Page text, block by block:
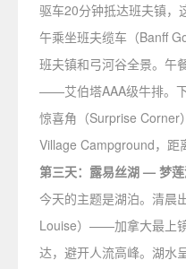
驱车20分钟抵达班夫镇，
午乘坐班夫缆车（Banff
班夫镇和弓河谷全景。午
——艾伯塔AAA级牛排。
惊喜角（Surprise Corner
Village Campground，距
第三天：露易丝湖 — 梦
今天的主题是湖泊。清晨
Louise）——加拿大最上
达，避开人流高峰。湖水